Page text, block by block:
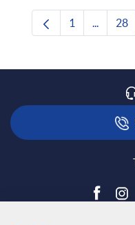
Pàgina
1 ...Pàgines
28